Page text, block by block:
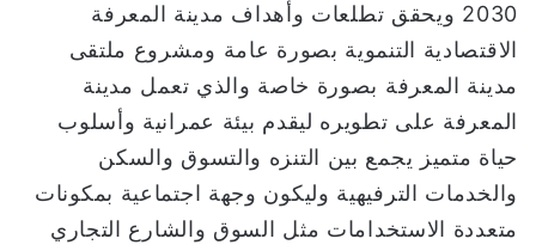
2030 ويحقق تطلعات وأهداف مدينة المعرفة
الاقتصادية التنموية بصورة عامة ومشروع ملتقى
مدينة المعرفة بصورة خاصة والذي تعمل مدينة
المعرفة على تطويره ليقدم بيئة عمرانية وأسلوب
حياة متميز يجمع بين التنزه والتسوق والسكن
والخدمات الترفيهية وليكون وجهة اجتماعية بمكونات
متعددة الاستخدامات مثل السوق والشارع التجاري